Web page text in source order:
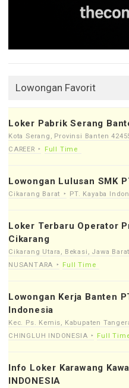
Lowongan Favorit
Loker Pabrik Serang
Kota Serang, Provinsi Banten
CAREER
Full Time
Lowongan Lulusan SMK
Cikarang Barat PT. Kayaba
Loker Terbaru Operator
Cikarang
Cikarang Utara, Bekasi, Jawa
NUSANTARA
Full Time
Lowongan Kerja Banten
Indonesia
Kec. Ps. Kemis, Kabupaten
CHINGLUH INDONESIA
Full
Info Loker Karawang
INDONESIA